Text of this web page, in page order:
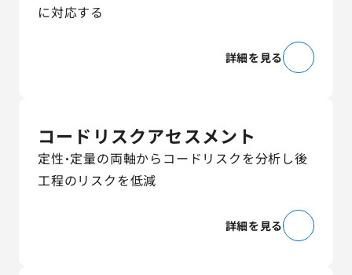
に対応する
詳細を見る
コードリスクアセスメント
定性・定量の両軸からコードリスクを分析し後
工程のリスクを低減
詳細を見る